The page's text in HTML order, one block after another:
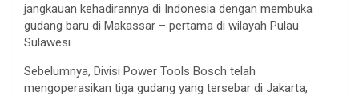
jangkauan kehadirannya di Indonesia dengan membuka
gudang baru di Makassar – pertama di wilayah Pulau
Sulawesi.
Sebelumnya, Divisi Power Tools Bosch telah
mengoperasikan tiga gudang yang tersebar di Jakarta,